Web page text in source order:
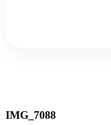
IMG_7088